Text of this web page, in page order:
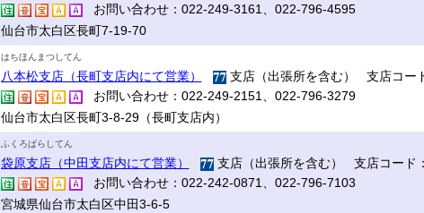
お問い合わせ：022-249-3161、022-796-4595
仙台市太白区長町7-19-70
はちほんまつしてん
八本松支店（長町支店内にて営業）
支店（出張所を含む） 支店コー
お問い合わせ：022-249-2151、022-796-3279
仙台市太白区長町3-8-29（長町支店内）
ふくろばらしてん
袋原支店（中田支店内にて営業）
支店（出張所を含む） 支店コード
お問い合わせ：022-242-0871、022-796-7103
宮城県仙台市太白区中田3-6-5